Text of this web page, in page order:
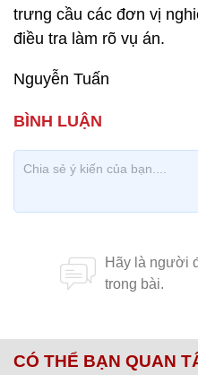
trưng cầu các đơn vị
điều tra làm rõ vụ án.
Nguyễn Tuấn
CÓ THỂ BẠN QUAN